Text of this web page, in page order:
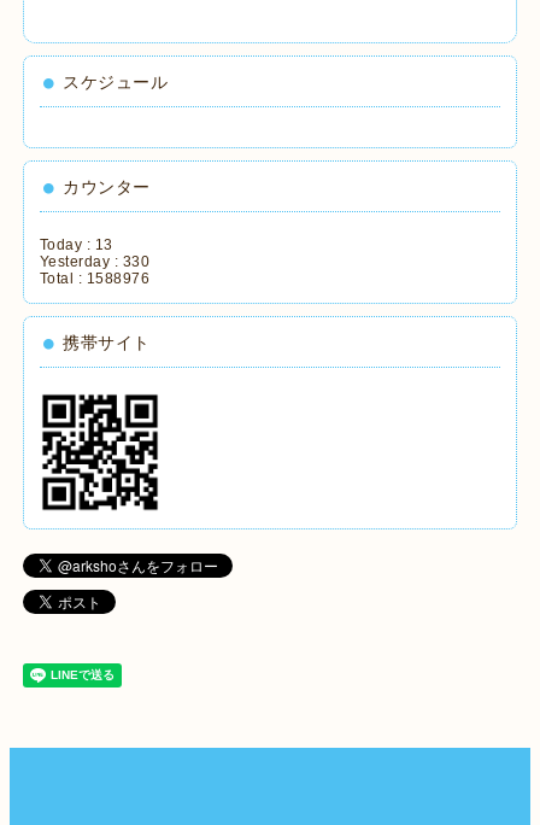
スケジュール
カウンター
Today : 13
Yesterday : 330
Total : 1588976
携帯サイト